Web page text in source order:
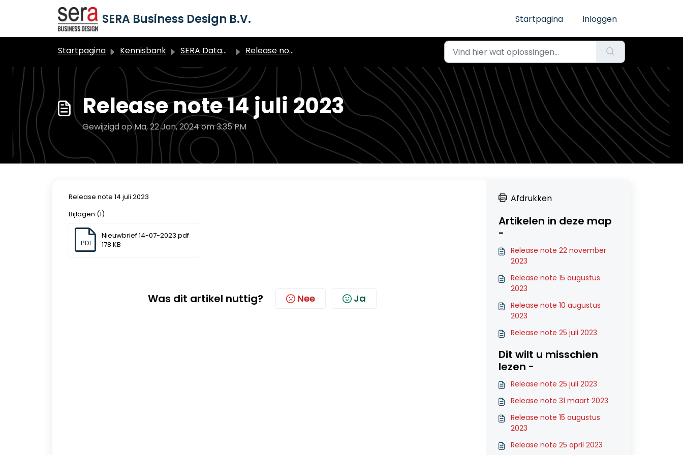
Doorgaan naar hoofdinhoud
SERA Business Design B.V. Startpagina Inloggen
Startpagina Kennisbank SERA Dataduiker Algemeen Release notes archief (vóór 2024)
Release note 14 juli 2023
Gewijzigd op Ma, 22 Jan, 2024 om 3:35 PM
Release note 14 juli 2023
Bijlagen (1)
PDF
Nieuwbrief 14-07-2023.pdf
178 KB
Was dit artikel nuttig? Nee Ja
Afdrukken
Artikelen in deze map
-
Release note 22 november
2023
Release note 15 augustus
2023
Release note 10 augustus
2023
Release note 25 juli 2023
Dit wilt u misschien
lezen -
Release note 25 juli 2023
Release note 31 maart 2023
Release note 15 augustus
2023
Release note 25 april 2023